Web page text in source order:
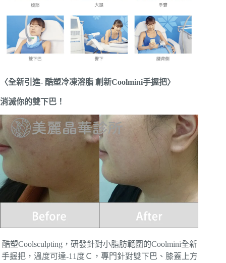
〈全新引進- 酷塑冷凍溶脂 創新Coolmini手握把〉
消滅你的雙下巴！
酷塑Coolsculpting，研發針對小脂肪範圍的Coolmini全新
手握把，溫度可達-11度Ｃ，專門針對雙下巴、膝蓋上方